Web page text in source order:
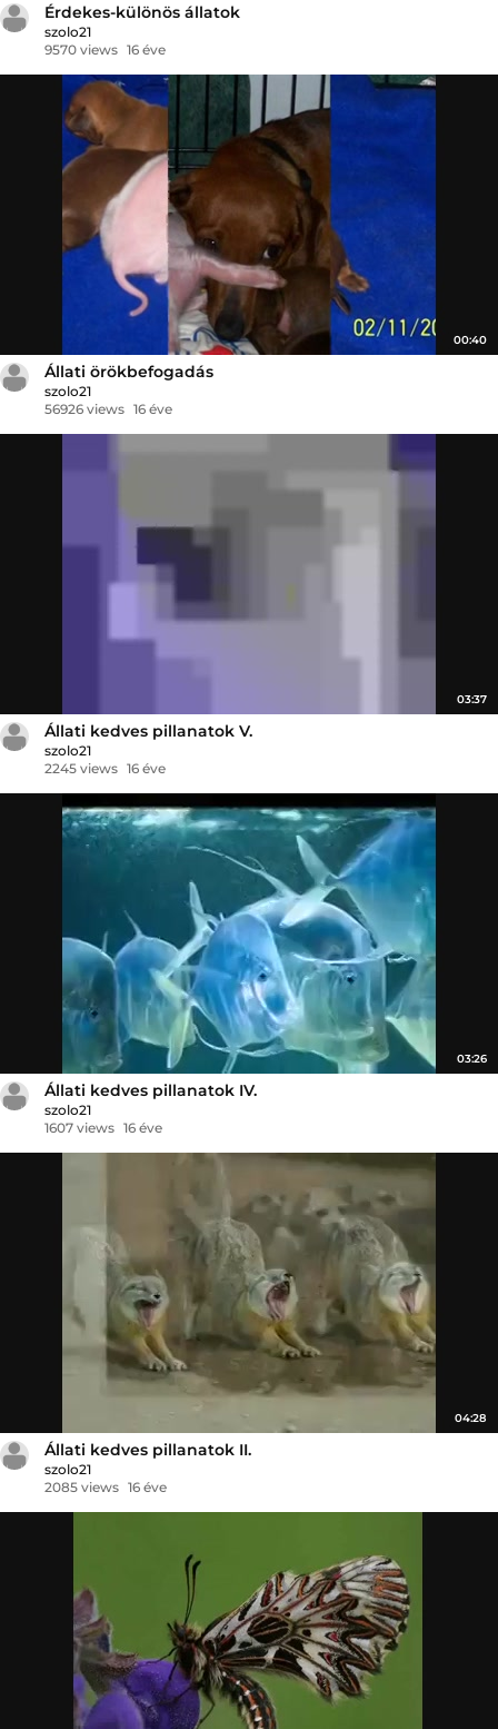
Érdekes-különös állatok
szolo21
9570 views 16 éve
00:40
Állati örökbefogadás
szolo21
56926 views 16 éve
03:37
Állati kedves pillanatok V.
szolo21
2245 views 16 éve
03:26
Állati kedves pillanatok IV.
szolo21
1607 views 16 éve
04:28
Állati kedves pillanatok II.
szolo21
2085 views 16 éve